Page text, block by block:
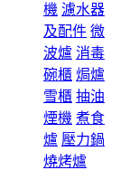
機 濾水器
及配件 微
波爐 消毒
碗櫃 焗爐
雪櫃 抽油
煙機 煮食
爐 壓力鍋
燒烤爐